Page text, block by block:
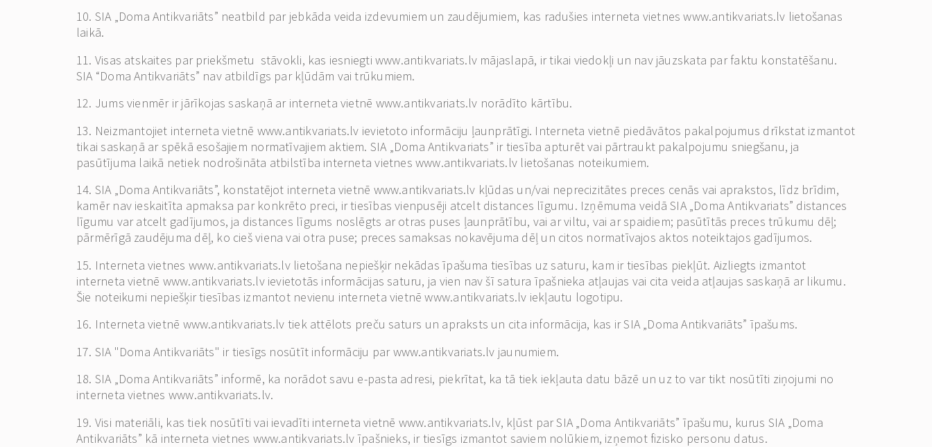
10. SIA „Doma Antikvariāts” neatbild par jebkāda veida izdevumiem un zaudējumiem, kas radušies interneta vietnes www.antikvariats.lv lietošanas
laikā.
11. Visas atskaites par priekšmetu stāvokli, kas iesniegti www.antikvariats.lv mājaslapā, ir tikai viedokļi un nav jāuzskata par faktu konstatēšanu.
SIA “Doma Antikvariāts” nav atbildīgs par kļūdām vai trūkumiem.
12. Jums vienmēr ir jārīkojas saskaņā ar interneta vietnē www.antikvariats.lv norādīto kārtību.
13. Neizmantojiet interneta vietnē www.antikvariats.lv ievietoto informāciju ļaunprātīgi. Interneta vietnē piedāvātos pakalpojumus drīkstat izmantot
tikai saskaņā ar spēkā esošajiem normatīvajiem aktiem. SIA „Doma Antikvariats” ir tiesība apturēt vai pārtraukt pakalpojumu sniegšanu, ja
pasūtījuma laikā netiek nodrošināta atbilstība interneta vietnes www.antikvariats.lv lietošanas noteikumiem.
14. SIA „Doma Antikvariāts”, konstatējot interneta vietnē www.antikvariats.lv kļūdas un/vai neprecizitātes preces cenās vai aprakstos, līdz brīdim,
kamēr nav ieskaitīta apmaksa par konkrēto preci, ir tiesības vienpusēji atcelt distances līgumu. Izņēmuma veidā SIA „Doma Antikvariats” distances
līgumu var atcelt gadījumos, ja distances līgums noslēgts ar otras puses ļaunprātību, vai ar viltu, vai ar spaidiem; pasūtītās preces trūkumu dēļ;
pārmērīgā zaudējuma dēļ, ko cieš viena vai otra puse; preces samaksas nokavējuma dēļ un citos normatīvajos aktos noteiktajos gadījumos.
15. Interneta vietnes www.antikvariats.lv lietošana nepiešķir nekādas īpašuma tiesības uz saturu, kam ir tiesības piekļūt. Aizliegts izmantot
interneta vietnē www.antikvariats.lv ievietotās informācijas saturu, ja vien nav šī satura īpašnieka atļaujas vai cita veida atļaujas saskaņā ar likumu.
Šie noteikumi nepiešķir tiesības izmantot nevienu interneta vietnē www.antikvariats.lv iekļautu logotipu.
16. Interneta vietnē www.antikvariats.lv tiek attēlots preču saturs un apraksts un cita informācija, kas ir SIA „Doma Antikvariāts” īpašums.
17. SIA "Doma Antikvariāts" ir tiesīgs nosūtīt informāciju par www.antikvariats.lv jaunumiem.
18. SIA „Doma Antikvariāts” informē, ka norādot savu e-pasta adresi, piekrītat, ka tā tiek iekļauta datu bāzē un uz to var tikt nosūtīti ziņojumi no
interneta vietnes www.antikvariats.lv.
19. Visi materiāli, kas tiek nosūtīti vai ievadīti interneta vietnē www.antikvariats.lv, kļūst par SIA „Doma Antikvariāts” īpašumu, kurus SIA „Doma
Antikvariāts” kā interneta vietnes www.antikvariats.lv īpašnieks, ir tiesīgs izmantot saviem nolūkiem, izņemot fizisko personu datus.